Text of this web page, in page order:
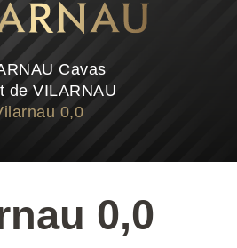
Cavas
de VILARNAU
0,0
0,0